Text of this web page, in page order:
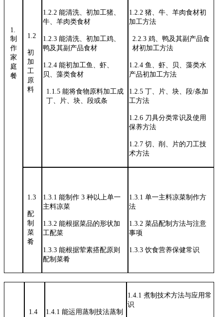
1.
制
作
家
庭
餐
1.2
初
加
工
原
料
1.2.2能清洗、初加工猪、
牛、羊肉类食材
1.2.3能清洗、初加工鸡、
鸭及其副产品食材
1.2.4能初加工鱼、虾、
贝、藻类食材
1.1.5 能将食物原料加工成
丁、片、块、段或条
1.2.2猪、牛、羊肉食材初
加工方法
2.2.3 鸡、鸭及其副产品食
材初加工方法
1.2.4鱼、虾、贝、藻类水
产品初加工方法
1.2.5丁、片、块、段/条加
工方法
1.2.6 刀具分类常识及使用
保养方法
1.2.7切、削、片的刀工技
术方法
1.3
配
制
菜
肴
1.3.1能制作 3 种以上单一
主料凉菜
1.3.2能根据菜品的形状加
工配菜
1.3.3能根据荤素搭配原则
配制菜肴
1.3.1单一主料凉菜制作方
法
1.3.2菜品配制方法与注意
事项
1.3.3饮食营养保健常识
1.4 1.4.1能运用蒸制技法蒸制
1.4.1煮制技术方法与应用常
识